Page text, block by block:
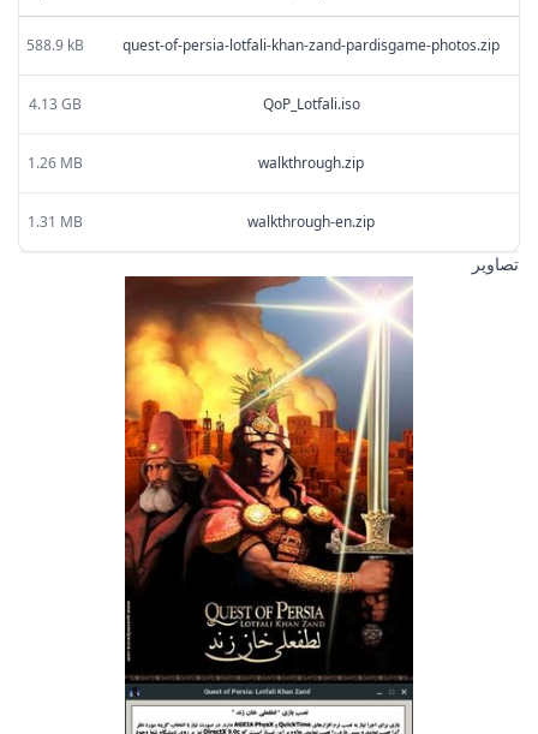
quest-of-persia-lotfali-khan-zand-pardisgame-photos.zip
588.9 kB
QoP_Lotfali.iso
4.13 GB
walkthrough.zip
1.26 MB
walkthrough-en.zip
1.31 MB
تصاویر